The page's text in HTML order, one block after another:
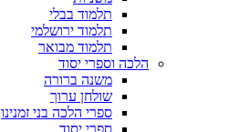
תלמוד בבלי
תלמוד ירושלמי
תלמוד מבואר
הלכה וספרי יסוד
משנה ברורה
שולחן ערוך
ספרי הלכה בני זמנינו